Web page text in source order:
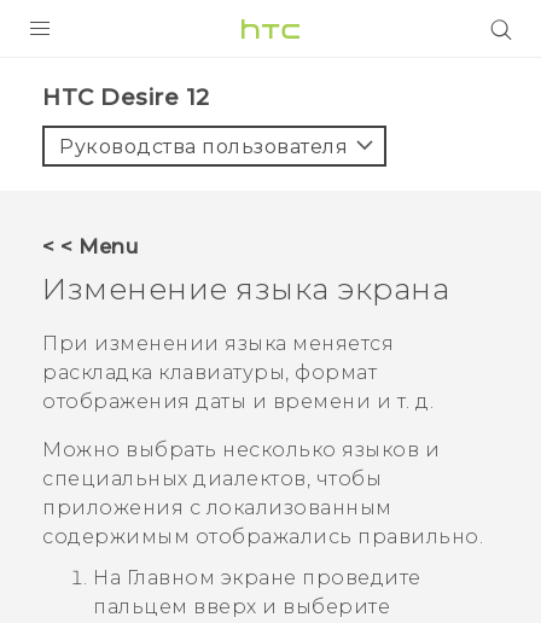
5G
ПОДДЕРЖКА
HTC Desire 12‎
Руководства пользователя
< < Menu
Изменение языка экрана
При изменении языка меняется
раскладка клавиатуры, формат
отображения даты и времени и т. д.
Можно выбрать несколько языков и
специальных диалектов, чтобы
приложения с локализованным
содержимым отображались правильно.
На Главном экране проведите
пальцем вверх и выберите